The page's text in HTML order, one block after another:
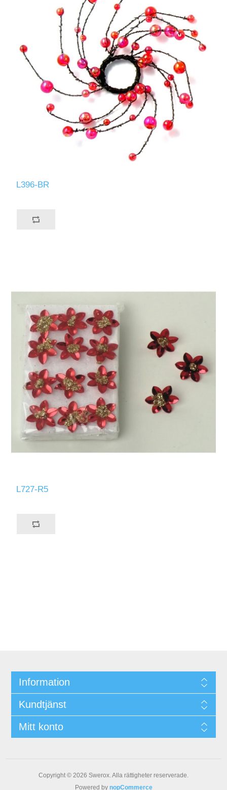
L396-BR
L727-R5
Information
Kundtjänst
Mitt konto
Copyright © 2026 Swerox. Alla rättigheter reserverade.
Powered by nopCommerce